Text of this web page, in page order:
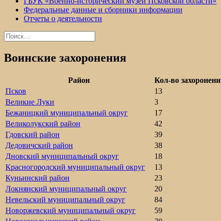
Федеральные данные и сборники информации
Отчеты о деятельности
Найти:
Воинские захоронения
Район
Кол-во
Псков
13
Великие Луки
3
Бежаницкий муниципальный округ
17
Великолукский район
42
Гдовский район
39
Дедовичский район
38
Дновский муниципальный округ
18
Красногородский муниципальный округ
13
Куньинский район
23
Локнянский муниципальный округ
20
Невельский муниципальный округ
84
Новоржевский муниципальный округ
59